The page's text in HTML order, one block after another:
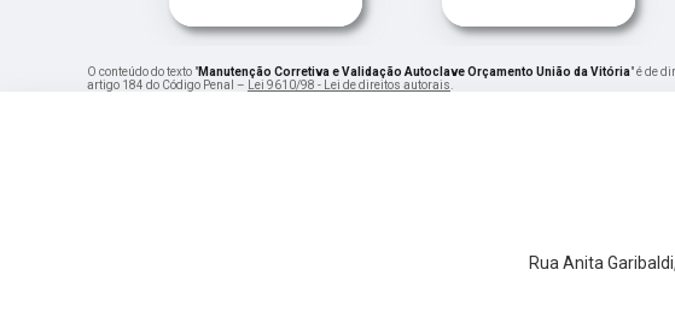
O conteúdo do texto "Manutenção Corretiva e Validação Autoclave Orçamento União da Vitória" é de
artigo 184 do Código Penal –
Lei 9610/98 - Lei de direitos autorais
Rua Anita